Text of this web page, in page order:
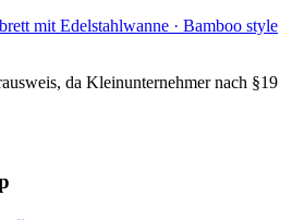
mit Edelstahlwanne · Bamboo style
da Kleinunternehmer nach §19